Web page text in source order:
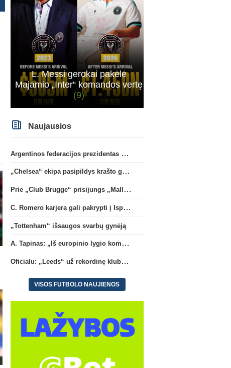
Anglijos Premier League
„Tottenham“ išsaugos svarbų
gynėją
Rodri apsisprendė dėl
komandos
L. Messi gerokai pakėlė
Majamio „Inter“ komandos vertę
(9)
Naujausios
Argentinos federacijos prezidentas C. Tapia negailėjo pagyrų G. Infantino
„Chelsea“ ekipa pasipildys krašto gynėju P. Chavarria
Prie „Club Brugge“ prisijungs „Mallorca“ klube atsiskleidęs J. Virgili
C. Romero karjera gali pakrypti į Ispaniją
„Tottenham“ išsaugos svarbų gynėją
A. Tapinas: „Iš europinio lygio komandos gavom gerų pamokų“
Oficialu: „Leeds“ už rekordinę klubui sumą įsigijo Anglijos rinktinės vartininką
VISOS FUTBOLO NAUJIENOS